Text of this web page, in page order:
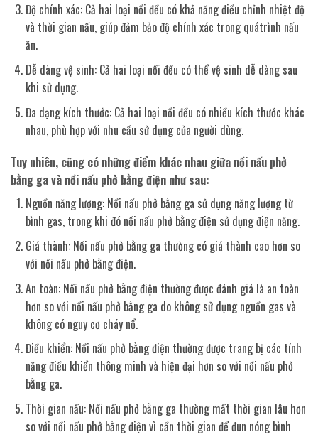
Độ chính xác: Cả hai loại nồi đều có khả năng điều chỉnh nhiệt độ
và thời gian nấu, giúp đảm bảo độ chính xác trong quátrình nấu
ăn.
Dễ dàng vệ sinh: Cả hai loại nồi đều có thể vệ sinh dễ dàng sau
khi sử dụng.
Đa dạng kích thước: Cả hai loại nồi đều có nhiều kích thước khác
nhau, phù hợp với nhu cầu sử dụng của người dùng.
Tuy nhiên, cũng có những điểm khác nhau giữa nồi nấu phở
bằng ga và nồi nấu phở bằng điện như sau:
Nguồn năng lượng: Nồi nấu phở bằng ga sử dụng năng lượng từ
bình gas, trong khi đó nồi nấu phở bằng điện sử dụng điện năng.
Giá thành: Nồi nấu phở bằng ga thường có giá thành cao hơn so
với nồi nấu phở bằng điện.
An toàn: Nồi nấu phở bằng điện thường được đánh giá là an toàn
hơn so với nồi nấu phở bằng ga do không sử dụng nguồn gas và
không có nguy cơ cháy nổ.
Điều khiển: Nồi nấu phở bằng điện thường được trang bị các tính
năng điều khiển thông minh và hiện đại hơn so với nồi nấu phở
bằng ga.
Thời gian nấu: Nồi nấu phở bằng ga thường mất thời gian lâu hơn
so với nồi nấu phở bằng điện vì cần thời gian để đun nóng bình